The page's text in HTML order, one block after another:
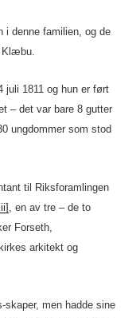
denne familien, og de
juli 1811 og hun er ført
– det var bare 8 gutter
ungdommer som stod
til Riksforamlingen
, en av tre – de to
Forseth,
arkitekt og
skaper, men hadde sine